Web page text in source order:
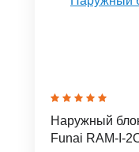
Наружный
Funai RAM-I-